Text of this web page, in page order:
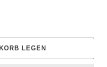
LEGEN